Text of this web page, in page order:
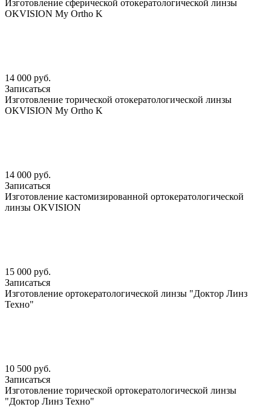
Изготовление сферической отокератологической линзы
OKVISION My Ortho K
14 000 руб.
Записаться
Изготовление торической отокератологической линзы
OKVISION My Ortho K
14 000 руб.
Записаться
Изготовление кастомизированной ортокератологической
линзы OKVISION
15 000 руб.
Записаться
Изготовление ортокератологической линзы "Доктор Линз
Техно"
10 500 руб.
Записаться
Изготовление торической ортокератологической линзы
"Доктор Линз Техно"